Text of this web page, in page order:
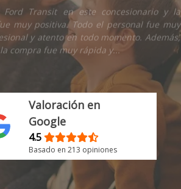
Ford Transit en este concesionario y la
muy positiva. Todo el personal fue muy
y atento en todo momento. Además,
compra fue muy rápida y...
Valoración en
Google
4.5
Basado en 213 opiniones